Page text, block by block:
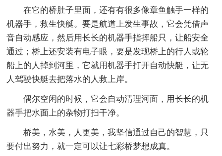
在它的桥肚子里面，还有有很多像章鱼触手一样的
机器手，救生快艇。要是航道上发生事故，它会凭借声
音自动感应，然后用长长的机器手指挥船只，让船安全
通过；桥上还安装有电子眼，要是发现桥上的行人或轮
船上的人掉到河里，它就用机器手打开自动快艇，让无
人驾驶快艇去把落水的人救上岸。
偶尔空闲的时候，它会自动清理河面，用长长的机
器手把水面上的杂物打扫干净。
桥美，水美，人更美，我坚信通过自己的智慧，只
要付出努力，就一定可以让七彩桥梦想成真。